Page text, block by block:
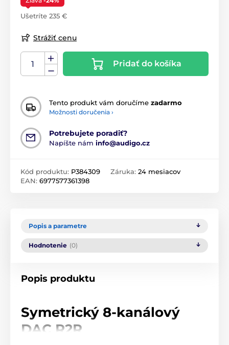
Ušetríte 235 €
Strážiť cenu
Pridať do košíka
Tento produkt vám doručíme zadarmo
Možnosti doručenia ›
Potrebujete poradiť?
Napíšte nám info@audigo.cz
Kód produktu: P384309
EAN: 6977577361398
Záruka: 24 mesiacov
Popis a parametre
Hodnotenie (0)
Popis produktu
Symetrický 8-kanálový
DAC R2R